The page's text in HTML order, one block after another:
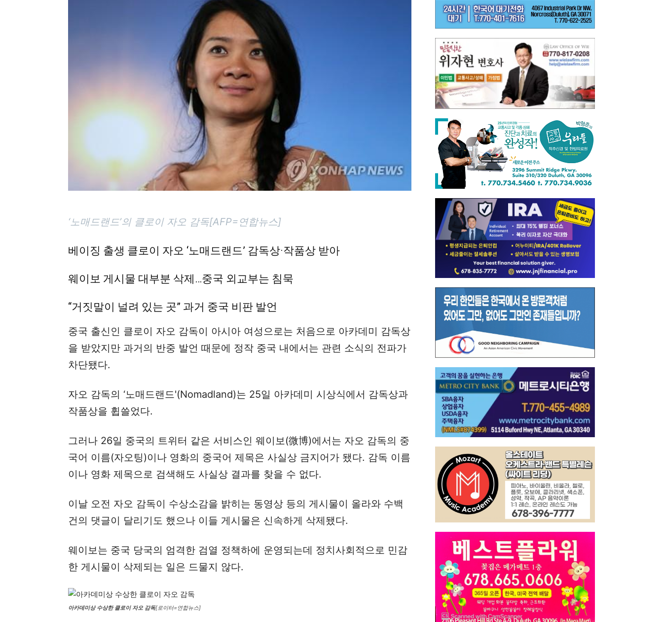
‘노매드랜드’의 클로이 자오 감독[AFP=연합뉴스]
베이징 출생 클로이 자오 ‘노매드랜드’ 감독상·작품상 받아
웨이보 게시물 대부분 삭제…중국 외교부는 침묵
“거짓말이 널려 있는 곳” 과거 중국 비판 발언
중국 출신인 클로이 자오 감독이 아시아 여성으로는 처음으로 아카데미 감독상
을 받았지만 과거의 반중 발언 때문에 정작 중국 내에서는 관련 소식의 전파가
차단됐다.
자오 감독의 ‘노매드랜드'(Nomadland)는 25일 아카데미 시상식에서 감독상과
작품상을 휩쓸었다.
그러나 26일 중국의 트위터 같은 서비스인 웨이보(微博)에서는 자오 감독의 중
국어 이름(자오팅)이나 영화의 중국어 제목은 사실상 금지어가 됐다. 감독 이름
이나 영화 제목으로 검색해도 사실상 결과를 찾을 수 없다.
이날 오전 자오 감독이 수상소감을 밝히는 동영상 등의 게시물이 올라와 수백
건의 댓글이 달리기도 했으나 이들 게시물은 신속하게 삭제됐다.
웨이보는 중국 당국의 엄격한 검열 정책하에 운영되는데 정치사회적으로 민감
한 게시물이 삭제되는 일은 드물지 않다.
아카데미상 수상한 클로이 자오 감독[로이터=연합뉴스]